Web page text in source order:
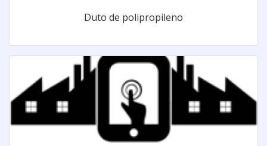
Duto de polipropileno